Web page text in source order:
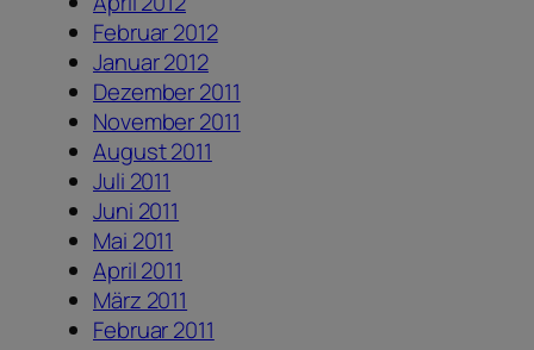
Februar 2012
Januar 2012
Dezember 2011
November 2011
August 2011
Juli 2011
Juni 2011
Mai 2011
April 2011
März 2011
Februar 2011